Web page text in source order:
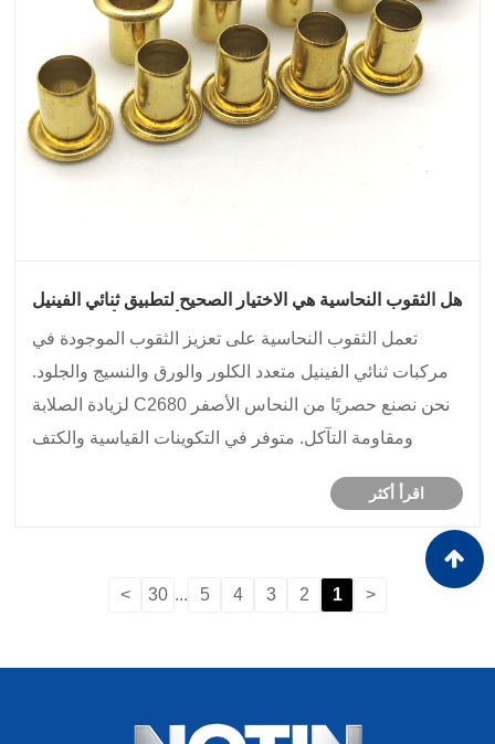
هل الثقوب النحاسية هي الاختيار الصحيح لتطبيق ثنائي الفينيل
تعمل الثقوب النحاسية على تعزيز الثقوب الموجودة في
مركبات ثنائي الفينيل متعدد الكلور والورق والنسيج والجلود.
نحن نصنع حصريًا من النحاس الأصفر C2680 لزيادة الصلابة
ومقاومة التآكل. متوفر في التكوينات القياسية والكتف
اقرأ أكثر
<
1
2
3
4
5
...
30
>